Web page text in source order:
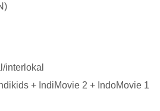
interlokal
+ IndiMovie 2 + IndoMovie 1